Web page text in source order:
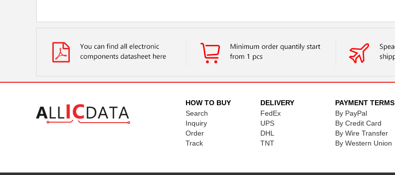
HOW TO BUY
Search
Inquiry
Order
Track
DELIVERY
FedEx
UPS
DHL
TNT
PAYMENT TERMS
By PayPal
By Credit Card
By Wire Transfer
By Western Union